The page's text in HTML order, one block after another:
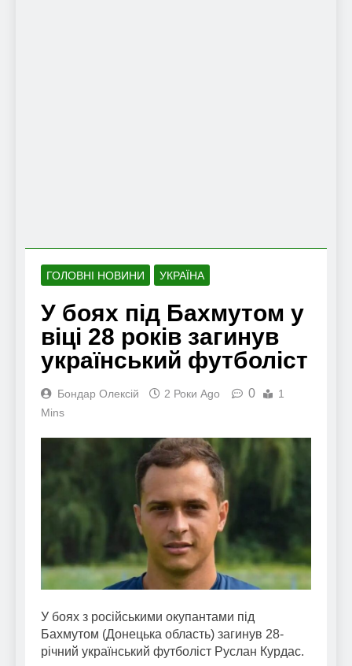
ГОЛОВНІ НОВИНИ УКРАЇНА
У боях під Бахмутом у
віці 28 років загинув
український футболіст
Бондар Олексій 2 Роки Ago 0
1
Mins
У боях з російськими окупантами під
Бахмутом (Донецька область) загинув 28-
річний український футболіст Руслан Курдас.